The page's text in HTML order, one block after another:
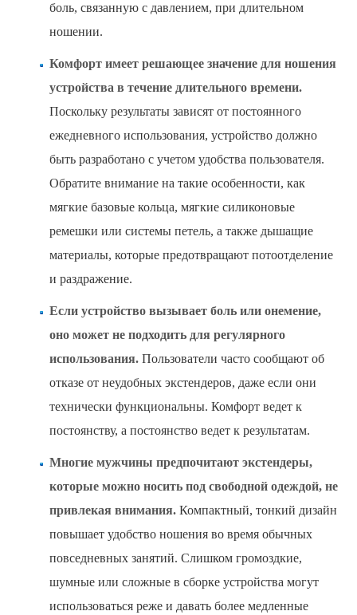
боль, связанную с давлением, при длительном
ношении.
Комфорт имеет решающее значение для ношения
устройства в течение длительного времени.
Поскольку результаты зависят от постоянного
ежедневного использования, устройство должно
быть разработано с учетом удобства пользователя.
Обратите внимание на такие особенности, как
мягкие базовые кольца, мягкие силиконовые
ремешки или системы петель, а также дышащие
материалы, которые предотвращают потоотделение
и раздражение.
Если устройство вызывает боль или онемение,
оно может не подходить для регулярного
использования. Пользователи часто сообщают об
отказе от неудобных экстендеров, даже если они
технически функциональны. Комфорт ведет к
постоянству, а постоянство ведет к результатам.
Многие мужчины предпочитают экстендеры,
которые можно носить под свободной одеждой, не
привлекая внимания. Компактный, тонкий дизайн
повышает удобство ношения во время обычных
повседневных занятий. Слишком громоздкие,
шумные или сложные в сборке устройства могут
использоваться реже и давать более медленные